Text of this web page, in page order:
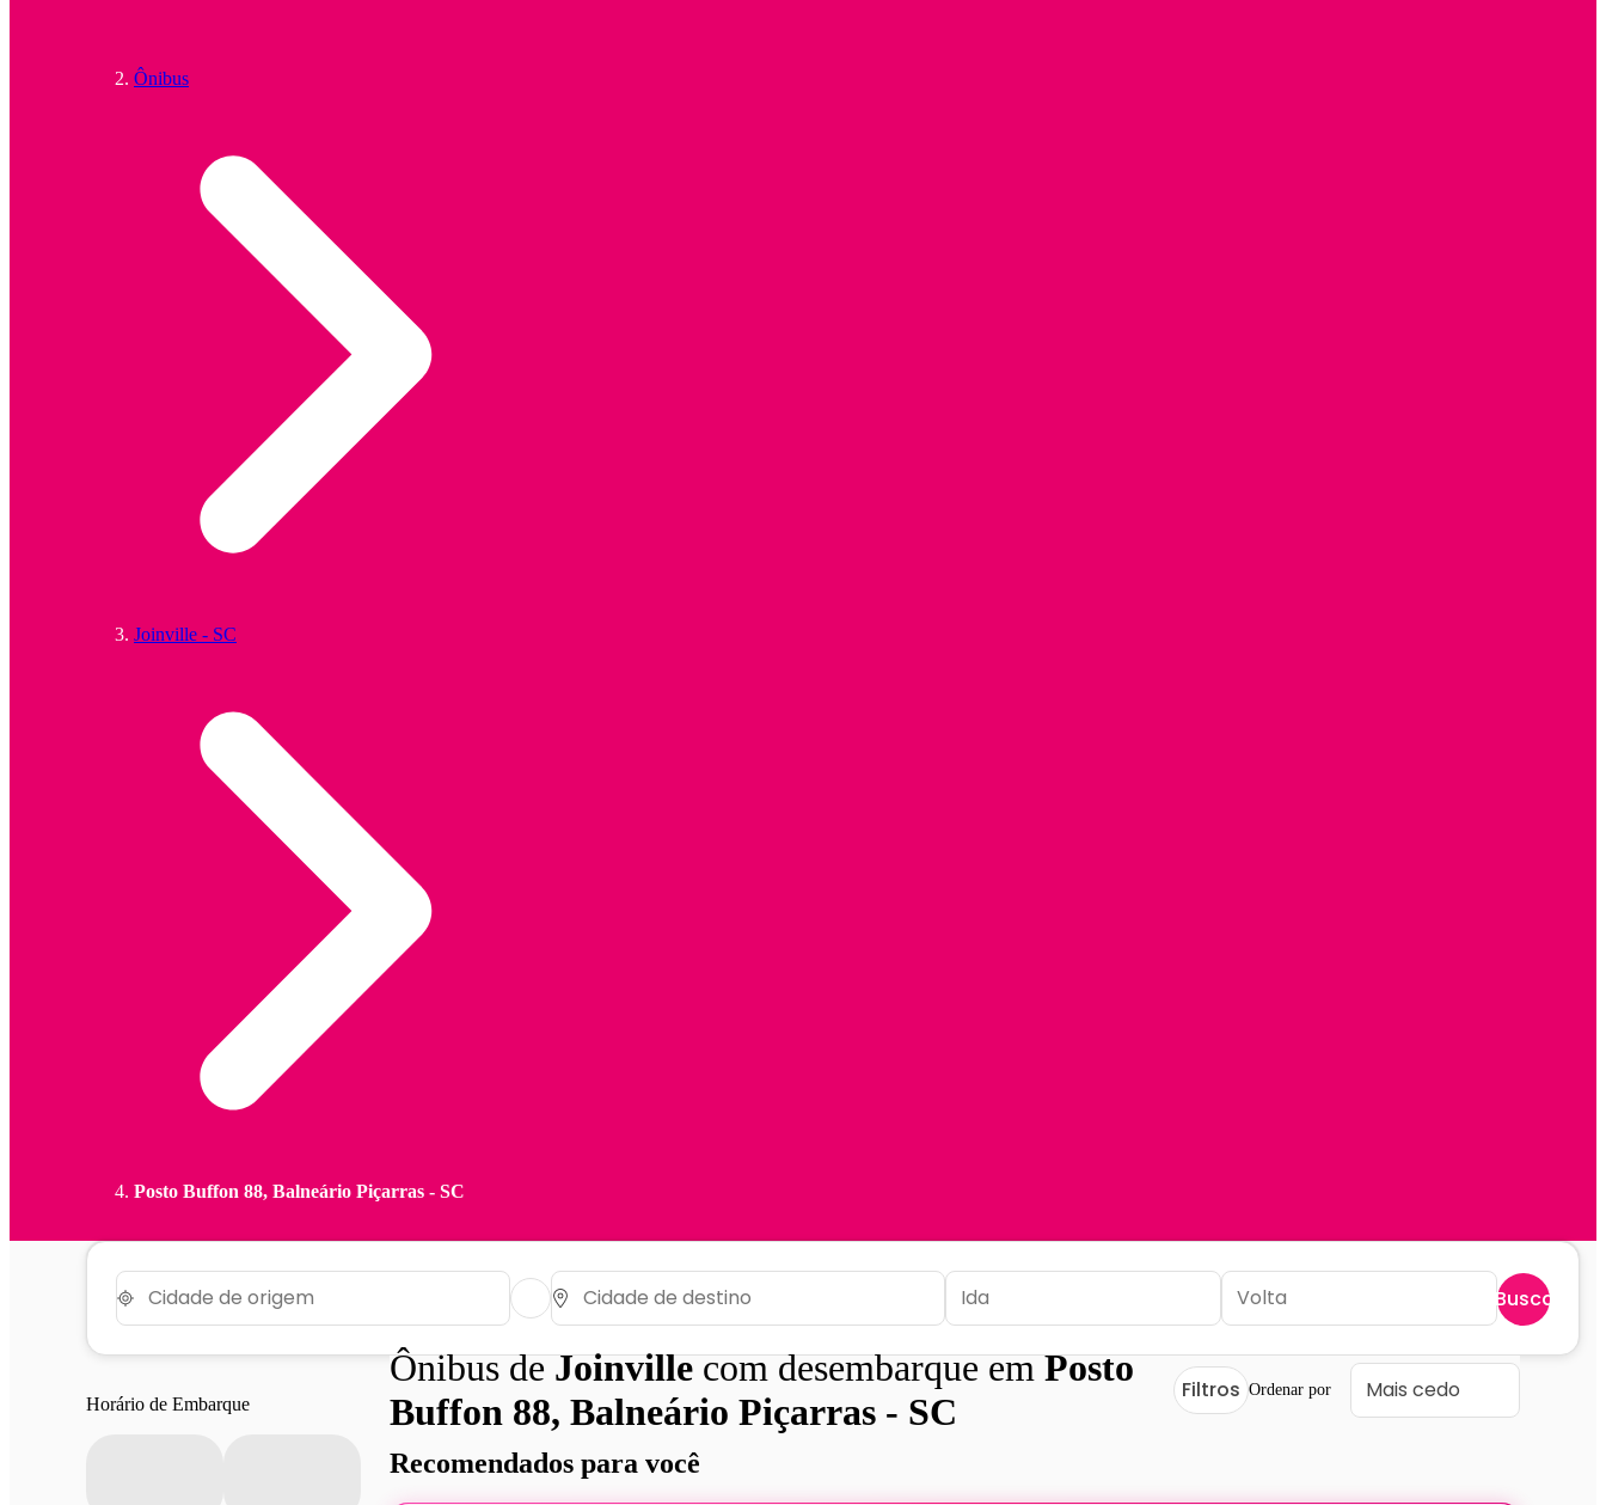
Ônibus
Joinville - SC
Posto Buffon 88, Balneário Piçarras - SC
Buscar
Horário de Embarque
Ônibus deJoinvillecom desembarque emPosto
Buffon 88, Balneário Piçarras - SC
Filtros Ordenar por
Recomendados para você